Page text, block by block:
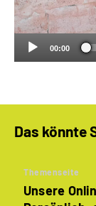
00:00
Das könnte
Themenseite
Unsere